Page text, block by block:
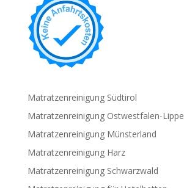
Matratzenreinigung Südtirol
Matratzenreinigung Ostwestfalen-Lippe
Matratzenreinigung Münsterland
Matratzenreinigung Harz
Matratzenreinigung Schwarzwald